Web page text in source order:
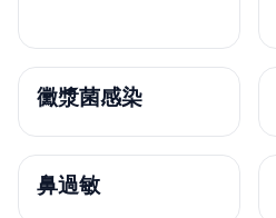
黴漿菌感染
鼻過敏